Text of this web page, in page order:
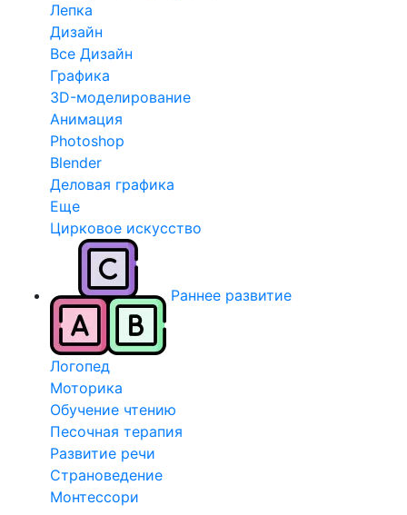
Лепка
Дизайн
Все Дизайн
Графика
3D-моделирование
Анимация
Photoshop
Blender
Деловая графика
Еще
Цирковое искусство
Раннее развитие
Логопед
Моторика
Обучение чтению
Песочная терапия
Развитие речи
Страноведение
Монтессори